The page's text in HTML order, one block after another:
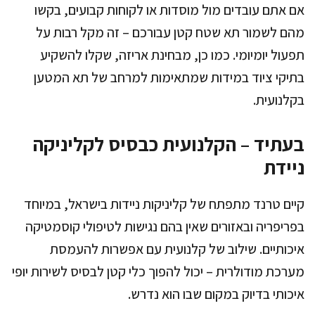
אם אתם עובדים מול מוסדות או לקוחות קבועים, בקשו
מהם לשמור תא שטח קטן עבורכם – זה מקל רבות על
תפעול יומיומי. כמו כן, מבחינת אריזה, שקלו להשקיע
בתיקי ציוד במידות שמתאימות למרחב של תא המטען
בקלנועית.
בעתיד – הקלנועית כבסיס לקליניקה
ניידת
קיים טרנד מתפתח של קליניקות ניידות בישראל, במיוחד
בפריפריה ובאזורים שאין בהם נגישות לטיפולי קוסמטיקה
איכותיים. שילוב של קלנועית עם אפשרות להעמסת
מערכת מודולרית – יכול להפוך כלי קטן לבסיס לשירות יופי
איכותי בדיוק במקום שבו הוא נדרש.